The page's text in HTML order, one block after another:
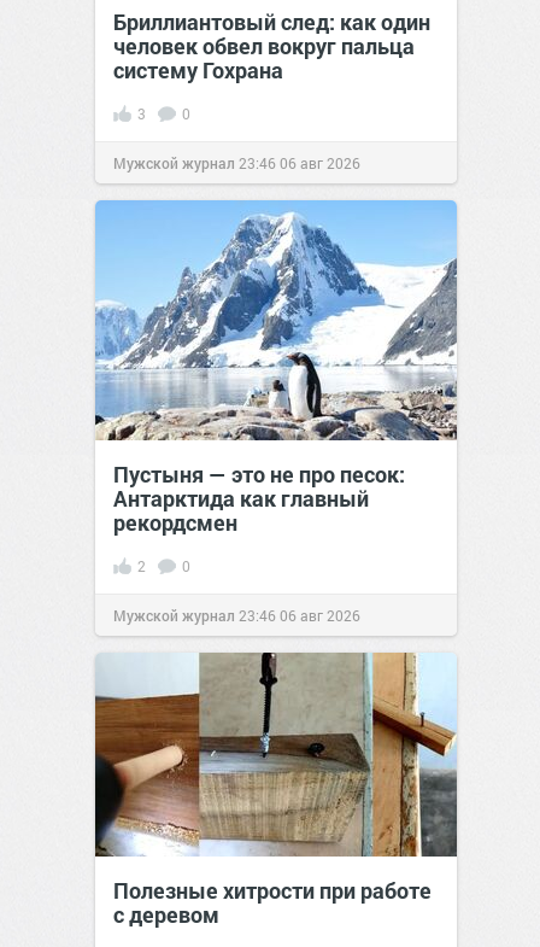
Бриллиантовый след: как один
человек обвел вокруг пальца
систему Гохрана
3 0
Мужской журнал 23:4606 авг 2026
Пустыня — это не про песок:
Антарктида как главный
рекордсмен
2 0
Мужской журнал 23:4606 авг 2026
Полезные хитрости при работе
с деревом